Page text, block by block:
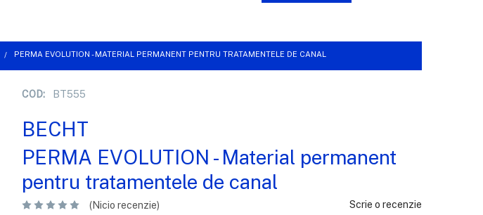
PERMA EVOLUTION - MATERIAL PERMANENT PENTRU TRATAMENTELE DE CANAL
COD: BT555
BECHT
PERMA EVOLUTION - Material permanent
pentru tratamentele de canal
(Nicio recenzie) Scrie o recenzie